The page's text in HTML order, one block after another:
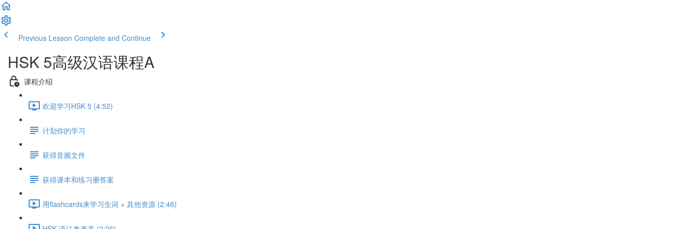
Previous Lesson Complete and Continue
HSK 5高级汉语课程A
课程介绍
欢迎学习HSK 5 (4:52)
计划你的学习
获得音频文件
获得课本和练习册答案
用flashcards来学习生词 + 其他资源 (2:46)